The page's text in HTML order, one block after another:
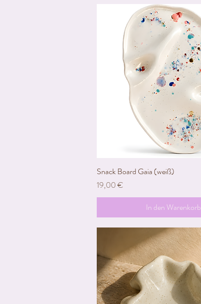
Schnellansicht
Snack Board Gaia (weiß)
Preis
19,00 €
In den Warenkorb